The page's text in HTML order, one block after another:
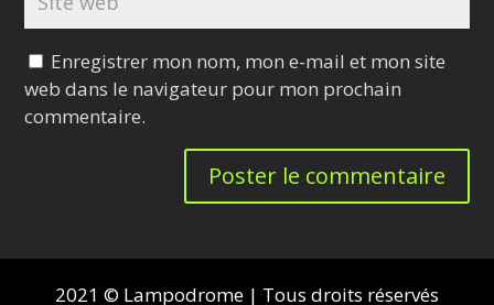
Enregistrer mon nom, mon e-mail et mon site
web dans le navigateur pour mon prochain
commentaire.
2021 © Lampodrome | Tous droits réservés